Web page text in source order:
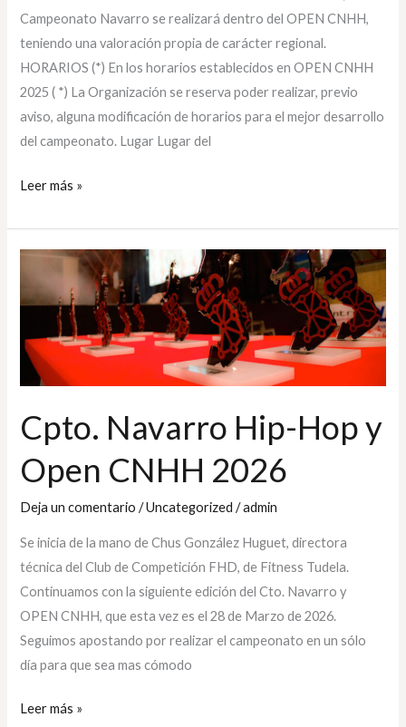
Campeonato Navarro se realizará dentro del OPEN CNHH,
teniendo una valoración propia de carácter regional.
HORARIOS (*) En los horarios establecidos en OPEN CNHH
2025 ( *) La Organización se reserva poder realizar, previo
aviso, alguna modificación de horarios para el mejor desarrollo
del campeonato. Lugar Lugar del
Leer más »
Cpto. Navarro Hip-Hop y
Open CNHH 2026
Deja un comentario /Uncategorized /admin
Se inicia de la mano de Chus González Huguet, directora
técnica del Club de Competición FHD, de Fitness Tudela.
Continuamos con la siguiente edición del Cto. Navarro y
OPEN CNHH, que esta vez es el 28 de Marzo de 2026.
Seguimos apostando por realizar el campeonato en un sólo
día para que sea mas cómodo
Navarro
Hip-
Hop
Open
2026
Leer más »